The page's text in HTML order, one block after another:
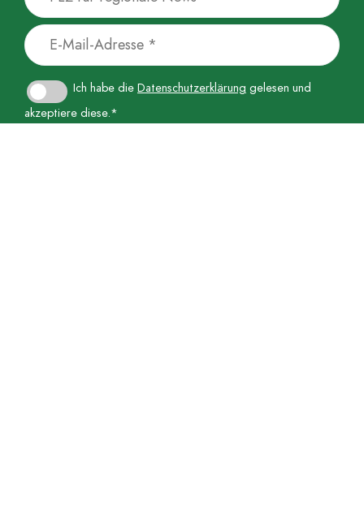
Ich habe die Datenschutzerklärung gelesen und
akzeptiere diese.*